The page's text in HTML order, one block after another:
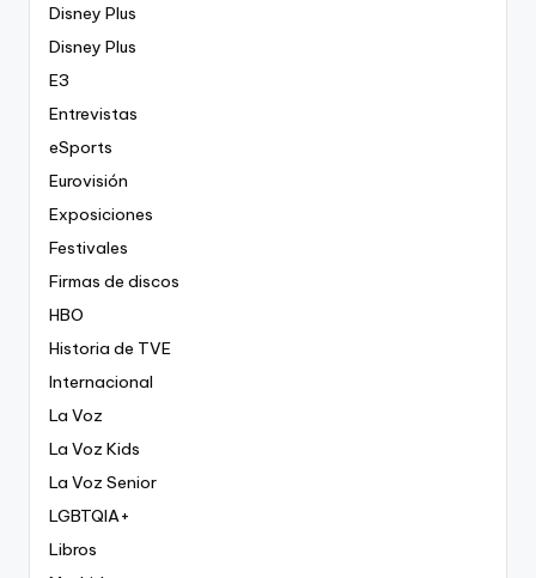
Disney Plus
Disney Plus
E3
Entrevistas
eSports
Eurovisión
Exposiciones
Festivales
Firmas de discos
HBO
Historia de TVE
Internacional
La Voz
La Voz Kids
La Voz Senior
LGBTQIA+
Libros